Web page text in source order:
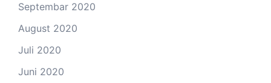
Septembar 2020
August 2020
Juli 2020
Juni 2020